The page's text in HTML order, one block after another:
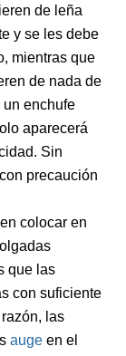
de leña
y se les debe
mientras que
de nada de
un enchufe
aparecerá
Sin
precaución
colocar en
que las
con suficiente
las
auge en el